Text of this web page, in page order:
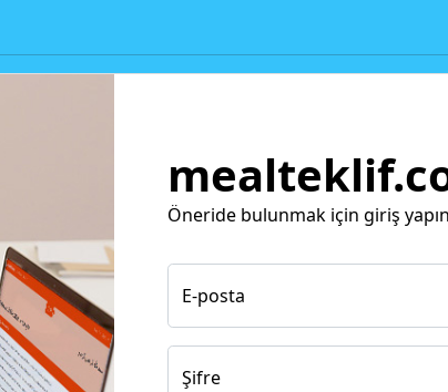
Öneride bulunmak için giriş
E-posta
Şifre